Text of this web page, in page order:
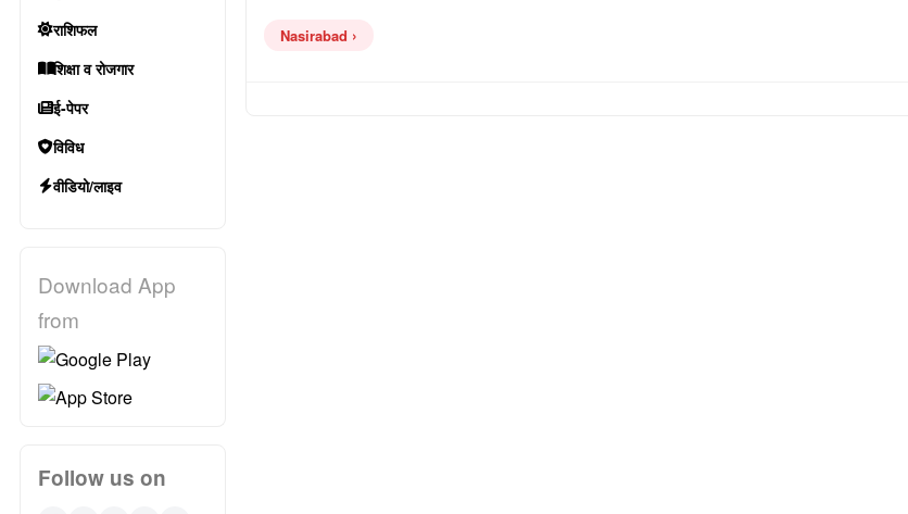
राशिफल
शिक्षा व रोजगार
ई-पेपर
विविध
वीडियो/लाइव
Download App
from
Follow us on
Nasirabad